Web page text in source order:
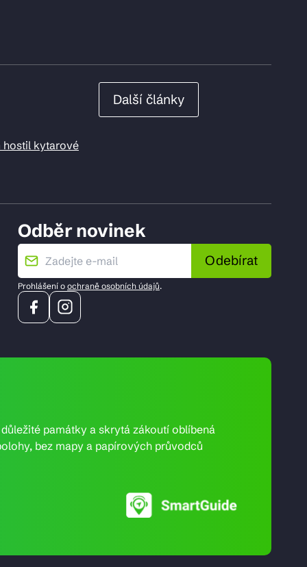
hostil kytarové
Další články
Odběr novinek
Odebírat
Prohlášení o ochraně osobních údajů.
památky a skrytá zákoutí oblíbená
bez mapy a papírových průvodců